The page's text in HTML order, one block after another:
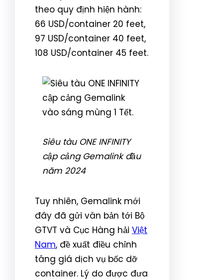
theo quy định hiện hành:
66 USD/container 20 feet,
97 USD/container 40 feet,
108 USD/container 45 feet.
Siêu tàu ONE INFINITY
cập cảng Gemalink đầu
năm 2024
Tuy nhiên, Gemalink mới
đây đã gửi văn bản tới Bộ
GTVT và Cục Hàng hải Việt
Nam, đề xuất điều chỉnh
tăng giá dịch vụ bốc dỡ
container. Lý do được đưa